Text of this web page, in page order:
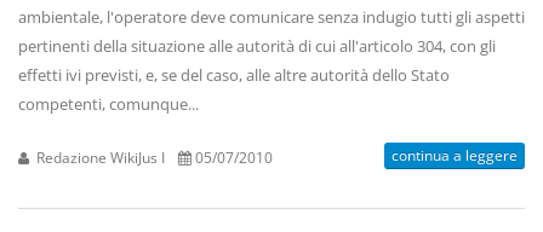
ambientale, l'operatore deve comunicare senza indugio tutti gli aspetti
pertinenti della situazione alle autorità di cui all'articolo 304, con gli
effetti ivi previsti, e, se del caso, alle altre autorità dello Stato
competenti, comunque...
Redazione WikiJus I 05/07/2010 continua a leggere